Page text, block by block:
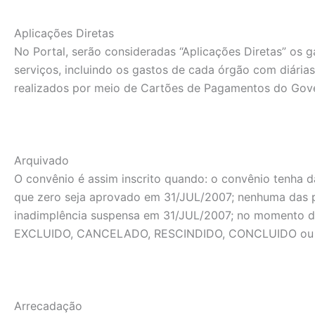
Aplicações Diretas
No Portal, serão consideradas “Aplicações Diretas”
serviços, incluindo os gastos de cada órgão com
realizados por meio de Cartões de Pagamentos do
Arquivado
O convênio é assim inscrito quando: o convênio
que zero seja aprovado em 31/JUL/2007; nenhuma
inadimplência suspensa em 31/JUL/2007; no
EXCLUIDO, CANCELADO, RESCINDIDO, CONCLUIDO
Arrecadação